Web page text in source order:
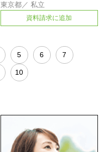
東京都／私立
資料請求に追加
5 6 7
10